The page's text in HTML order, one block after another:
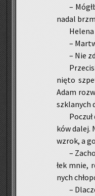
–
nadal
He­le­na
–
– Nie
nię­to
Adam
szkla­nych
ków dalej.
wzrok, a
–
łek mnie,
nych
–